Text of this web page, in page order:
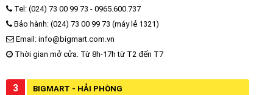
Tel: (024) 73 00 99 73 - 0965.600.737
Bảo hành: (024) 73 00 99 73 (máy lẻ 1321)
Email: info@bigmart.com.vn
Thời gian mở cửa: Từ 8h-17h từ T2 đến T7
3 BIGMART - HẢI PHÒNG